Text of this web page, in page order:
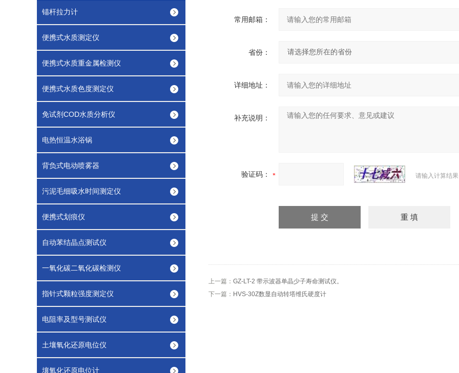
锚杆拉力计
便携式水质测定仪
便携式水质重金属检测仪
便携式水质色度测定仪
免试剂COD水质分析仪
电热恒温水浴锅
背负式电动喷雾器
污泥毛细吸水时间测定仪
便携式划痕仪
自动苯结晶点测试仪
一氧化碳二氧化碳检测仪
指针式颗粒强度测定仪
电阻率及型号测试仪
土壤氧化还原电位仪
壤氧化还原电位计
常用邮箱：
省份：
详细地址：
补充说明：
验证码： 请输入计算结
上一篇： GZ-LT-2 带示波器单晶少子寿命测试仪。
下一篇： HVS-30Z数显自动转塔维氏硬度计